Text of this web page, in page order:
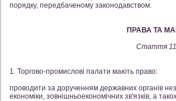
порядку, передбаченому законодавством.
ПРАВА ТА
Стаття
1. Торгово-промислові палати мають право:
проводити за дорученням державних органів
економіки, зовнішньоекономічних зв'язків, а